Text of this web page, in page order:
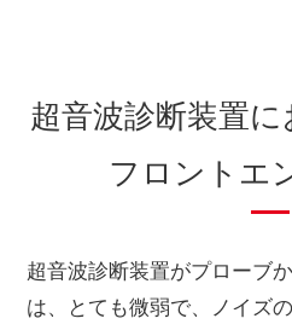
超音波診断装置
フロントエ
超音波診断装置がプローブ
は、とても微弱で、ノイズ